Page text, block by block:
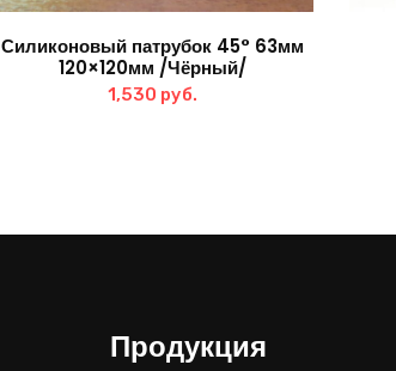
Силиконовый патрубок 45° 63мм
120×120мм /Чёрный/
1,530 руб.
Продукция